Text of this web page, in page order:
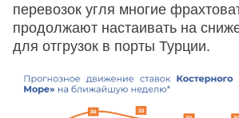
перевозок угля многие
продолжают настаивать на
для отгрузок в порты Турции.